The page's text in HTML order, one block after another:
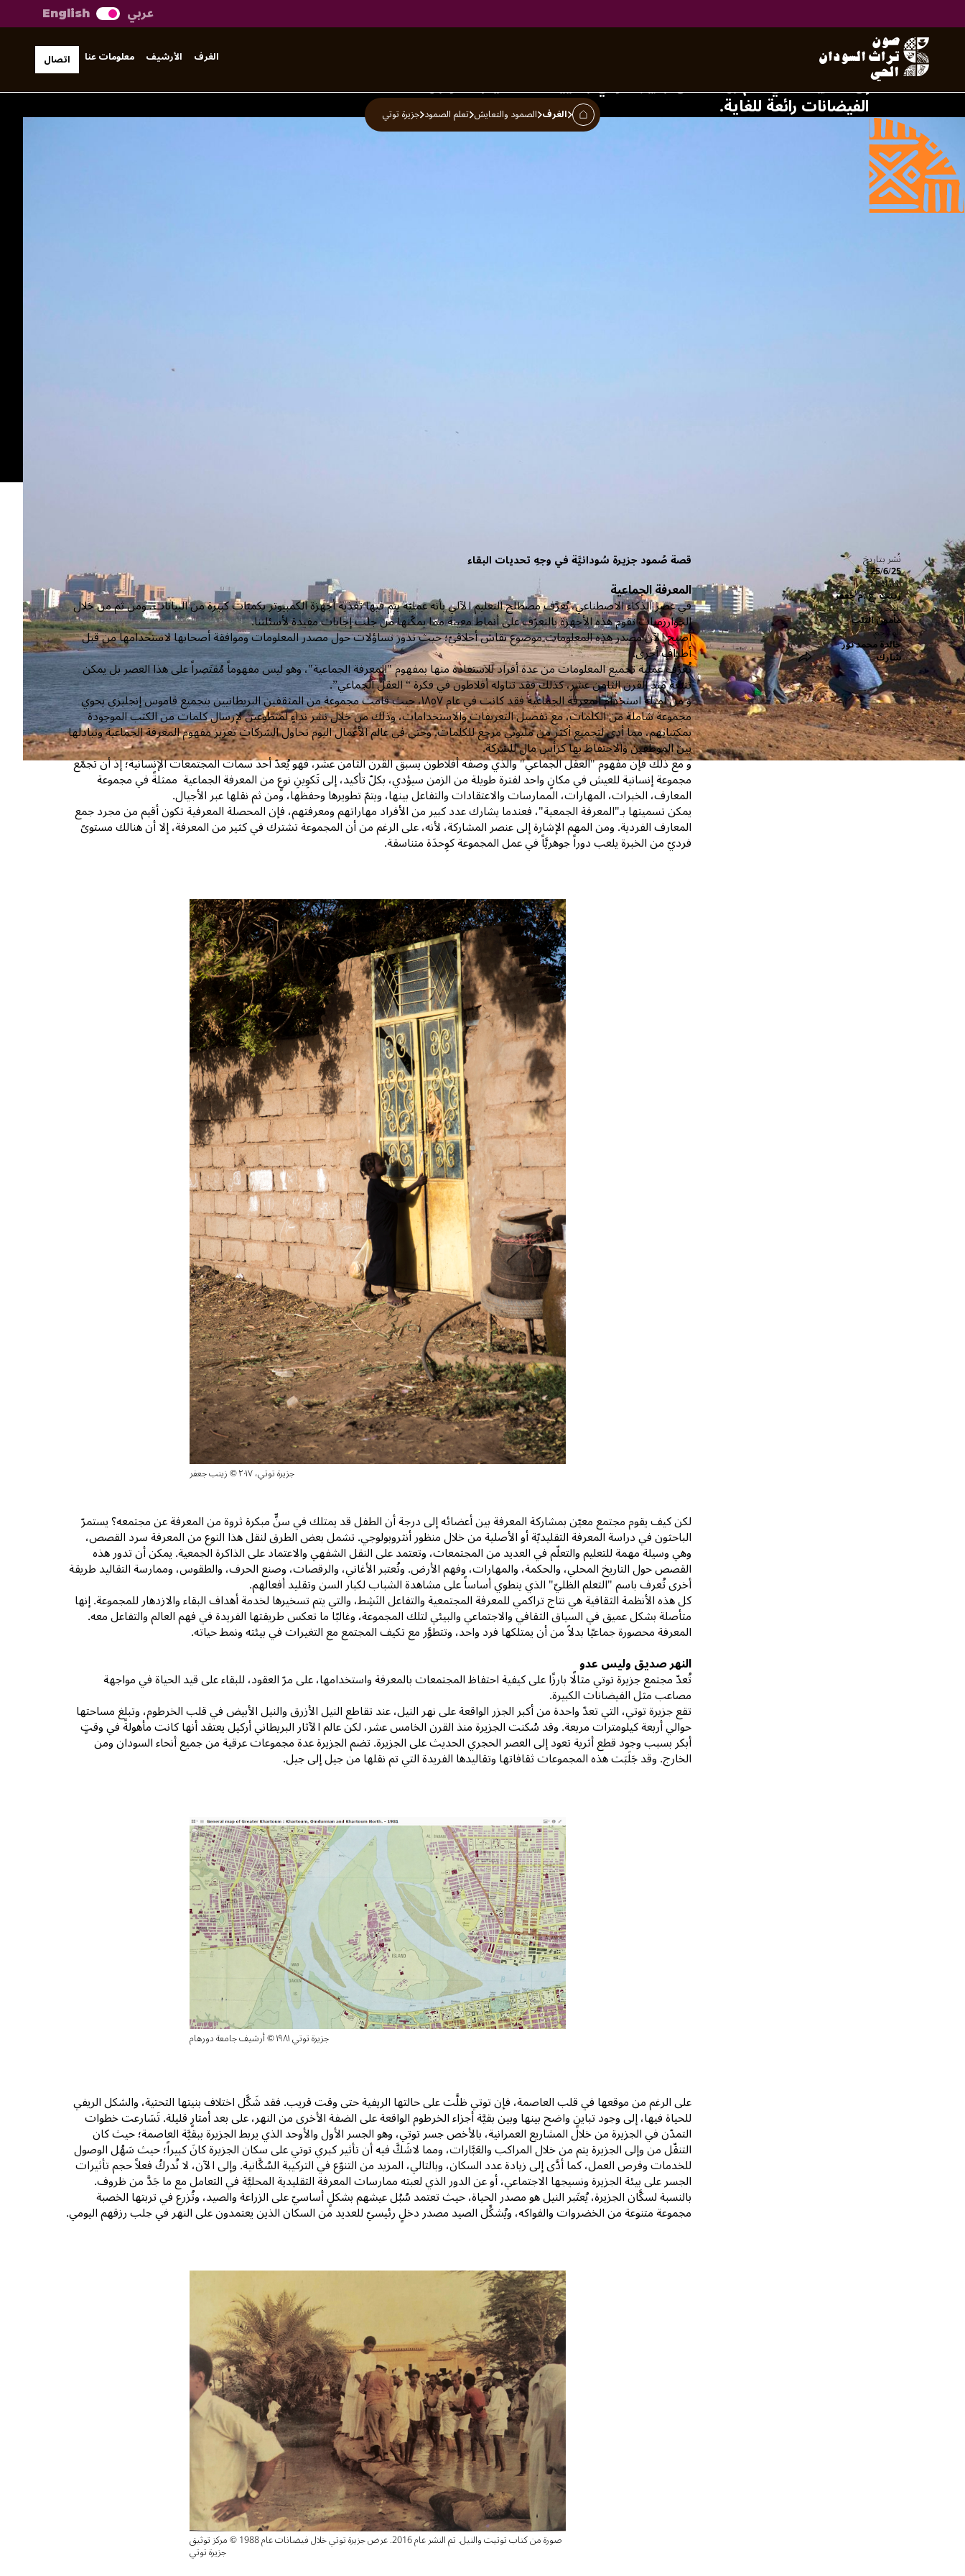
عربي English
الغرف الأرشيف معلومات عنا اتصال
الغرف الصمود والتعايش تعلم الصمود جزيرة توتي
جزيرة توتي
إن الطريقة التي قام بها سكان جزيرة توتي بتكييف الأساليب لمواجهة
الفيضانات رائعة للغاية.
نُشر بتاريخ
25/6/25
المؤلف:
زينب .ع .م جعفر
المحرر:
مأمون التلب
المترجم:
خالدة محمد نور
شارك
قصة صُمود جزيرة سُودانيَّة في وجهِ تحديات البقاء
المعرفة الجماعية
في عصر الذكاء الاصطناعي، يُعرَّف مصطلح التعليم الآلي بأنه عمليّة يتم فيها تغذية أجهزة الكمبيوتر بكميّات كبيرة من البيانات، ومن ثم من خلال
الخوارزميات تقوم هذه الأجهزة بالتعرّف على أنماط معينة مما يمكّنها من جلب إجابات مفيدة لأسئلتنا.
أصبح الآن مصدر هذه المعلومات موضوع نقاش أخلاقيّ؛ حيث تدور تساؤلات حول مصدر المعلومات وموافقة أصحابها لاستخدامها من قبل
أطرافٍ أخرى.
تُعرَّف عملية تجميع المعلومات من عدة أفراد للاستفادة منها بمفهوم "المعرفة الجماعية"، وهو ليس مفهوماً مُقتَصِراً على هذا العصر بل يمكن
تتبّعه منذ القرن الثامن عشر، كذلك فقد تناوله أفلاطون في فكرة “ العقل الجماعي”.
و من أمثلة استخدام المعرفة الجماعية فقد كانت في عام ١٨٥٧، حيث قامت مجموعة من المثقفين البريطانيين بتجميع قاموس إنجليزي يحوي
مجموعة شاملة من الكلمات، مع تفصيل التعريفات والاستخدامات، وذلك من خلال نشر نداءٍ لمتطوعين لإرسال كلمات من الكتب الموجودة
بمكتباتِهم، مما أدى لتجميع أكثر من مليوني مرجع للكلمات. وحتى في عالم الأعمال اليوم تحاول الشركات تعزيز مفهوم المعرفة الجماعية وتبادلها
بين الموظفين والاحتفاظ بها كرأس مال للشركة.
و مع ذلك فإن مفهوم "العقل الجماعي" والذي وصفه أفلاطون يسبق القرن الثامن عشر، فهو يُعدّ أحد سمات المجتمعات الإنسانية؛ إذ أن تجمّع
مجموعة إنسانية للعيش في مكانٍ واحد لفترة طويلة من الزمن سيؤدي، بكلّ تأكيد، إلى تَكوِينِ نوعٍ من المعرفة الجماعية ممثلةً في مجموعة
المعارف، الخبرات، المهارات، الممارسات والاعتقادات والتفاعل بينها، ويتمّ تطويرها وحفظها، ومن ثم نقلها عبر الأجيال.
يمكن تسميتها بـ"المعرفة الجمعية"، فعندما يشارك عدد كبير من الأفراد مهاراتهم ومعرفتهم، فإن المحصلة المعرفية تكون أقيم من مجرد جمع
المعارف الفردية. ومن المهم الإشارة إلى عنصر المشاركة، لأنه، على الرغم من أن المجموعة تشترك في كثير من المعرفة، إلا أن هنالك مستوىً
فرديّ من الخبرة يلعب دوراً جوهريَّاً في عمل المجموعة كوِحدَة متناسقة.
جزيرة توتي، ٢٠١٧ © زينب جعفر
لكن كيف يقوم مجتمع معيّن بمشاركة المعرفة بين أعضائه إلى درجة أن الطفل قد يمتلك في سنٍّ مبكرة ثروة من المعرفة عن مجتمعه؟ يستمرّ
الباحثون في دراسة المعرفة التقليديّة أو الأصلية من خلال منظور أنثروبولوجي. تشمل بعض الطرق لنقل هذا النوع من المعرفة سرد القصص،
وهي وسيلة مهمة للتعليم والتعلّم في العديد من المجتمعات، وتعتمد على النقل الشفهي والاعتماد على الذاكرة الجمعية. يمكن أن تدور هذه
القصص حول التاريخ المحلي، والحكمة، والمهارات، وفهم الأرض. وتُعتبر الأغاني، والرقصات، وصنع الحرف، والطقوس، وممارسة التقاليد طريقة
أخرى تُعرف باسم "التعلم الظليّ" الذي ينطوي أساساً على مشاهدة الشباب لكبار السن وتقليد أفعالهم.
كل هذه الأنظمة الثقافية هي نتاج تراكمي للمعرفة المجتمعية والتفاعل النَشِط، والتي يتم تسخيرها لخدمة أهداف البقاء والازدهار للمجموعة. إنها
متأصلة بشكل عميق في السياق الثقافي والاجتماعي والبيئي لتلك المجموعة، وغالبًا ما تعكس طريقتها الفريدة في فهم العالم والتفاعل معه.
المعرفة محصورة جماعيًا بدلاً من أن يمتلكها فرد واحد، وتتطوَّر مع تكيف المجتمع مع التغيرات في بيئته ونمط حياته.
النهر صديق وليس عدو
تُعدّ مجتمع جزيرة توتي مثالًا بارزًا على كيفية احتفاظ المجتمعات بالمعرفة واستخدامها، على مرّ العقود، للبقاء على قيد الحياة في مواجهة
مصاعب مثل الفيضانات الكبيرة.
تقع جزيرة توتي، التي تعدّ واحدة من أكبر الجزر الواقعة على نهر النيل، عند تقاطع النيل الأزرق والنيل الأبيض في قلب الخرطوم، وتبلغ مساحتها
حوالي أربعة كيلومترات مربعة. وقد سُكنت الجزيرة منذ القرن الخامس عشر، لكن عالم الآثار البريطاني أركيل يعتقد أنها كانت مأهولةً في وقتٍ
أبكر بسبب وجود قطع أثرية تعود إلى العصر الحجري الحديث على الجزيرة. تضم الجزيرة عدة مجموعات عرقية من جميع أنحاء السودان ومن
الخارج. وقد جَلَبَت هذه المجموعات ثقافاتها وتقاليدها الفريدة التي تم نقلها من جيل إلى جيل.
جزيرة توتي ١٩٨١ © أرشيف جامعة دورهام
على الرغم من موقعها في قلب العاصمة، فإن توتي ظلَّت على حالتها الريفية حتى وقت قريب. فقد شَكَّل اختلاف بنيتها التحتية، والشكل الريفي
للحياة فيها، إلى وجود تباينٍ واضح بينها وبين بقيَّة أجزاء الخرطوم الواقعة على الضفة الأخرى من النهر، على بعد أمتارٍ قليلة. تَسَارعت خطوات
التمدّن في الجزيرة من خلال المشاريع العمرانية، بالأخص جسر توتي، وهو الجسر الأول والأوحد الذي يربط الجزيرة ببقيَّة العاصمة؛ حيث كان
التنقّل من وإلى الجزيرة يتم من خلال المراكب والعَبَّارات، ومما لاشَكَّ فيه أن تأثير كبري توتي على سكان الجزيرة كانَ كبيراً؛ حيث سَهُل الوصول
للخدمات وفرص العمل، كما أدَّى إلى زيادة عدد السكان، وبالتالي، المزيد من التنوّع في التركيبة السُكَّانية. وإلى الآن، لا نُدركُ فعلاً حجم تأثيرات
الجسر على بيئة الجزيرة ونسيجها الاجتماعي، أو عن الدور الذي لعبته ممارسات المعرفة التقليدية المحليَّة في التعامل مع ما جَدَّ من ظروف.
بالنسبة لسكَّان الجزيرة، يُعتَبر النيل هو مصدر الحياة، حيث تعتمد سُبُل عيشهم بشكلٍ أساسيّ على الزراعة والصيد، وتُزرع في تربتها الخصبة
مجموعة متنوعة من الخضروات والفواكه، ويُشكِّل الصيد مصدر دخلٍ رئيسيّ للعديد من السكان الذين يعتمدون على النهر في جلب رزقهم اليومي.
صورة من كتاب توتيت والنيل. تم النشر عام 2016. عرض جزيرة توتي خلال فيضانات عام 1988 © مركز توثيق
جزيرة توتي